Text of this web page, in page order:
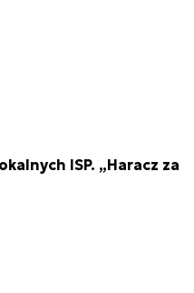
ISP. „Haracz za